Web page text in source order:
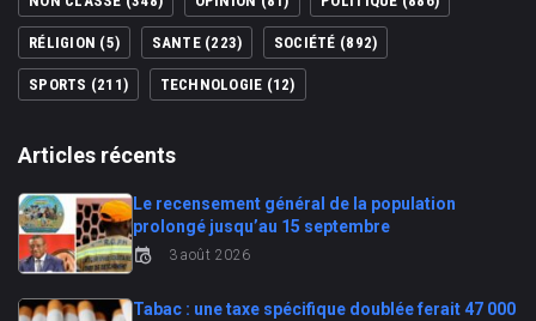
RÉLIGION (5) SANTE(223) SOCIÉTÉ (892)
SPORTS (211) TECHNOLOGIE (12)
Articles récents
Le recensement général de la population
prolongé jusqu’au 15 septembre
3 août 2026
Tabac : une taxe spécifique doublée ferait 47 000